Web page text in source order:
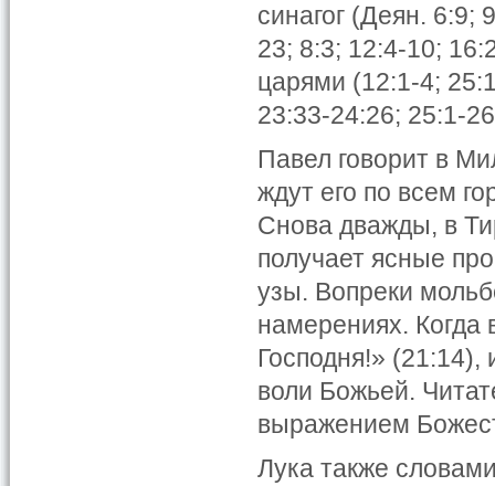
синагог (Деян. 6:9;
23; 8:3; 12:4-10;
царями (12:1-4;
23:33-24:26; 25:1-
Павел говорит в
ждут его по всем
Снова дважды, в
получает ясные
узы. Вопреки
намерениях. Когда
Господня!»
воли Божьей.
выражением
Лука также